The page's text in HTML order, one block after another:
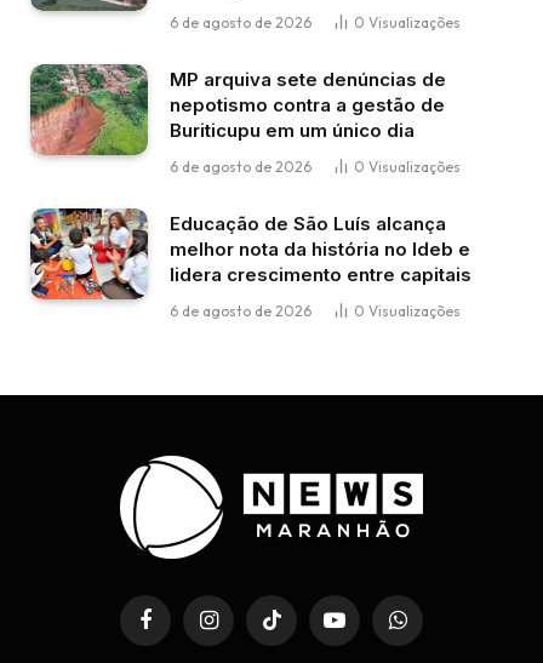
6 de agosto de 2026 0 Visualizações
MP arquiva sete denúncias de
nepotismo contra a gestão de
Buriticupu em um único dia
6 de agosto de 2026 0 Visualizações
Educação de São Luís alcança
melhor nota da história no Ideb e
lidera crescimento entre capitais
6 de agosto de 2026 0 Visualizações
FacebookInstagramTikTok YouTubeWhatsApp